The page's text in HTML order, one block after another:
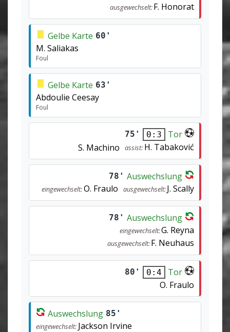
ausgewechselt:F. Honorat
Gelbe Karte 60'
M. Saliakas
Foul
Gelbe Karte 63'
Abdoulie Ceesay
Foul
75' 0:3
Tor
S. Machino
assist: H. Tabaković
78' Auswechslung
eingewechselt:O. Fraulo ausgewechselt:J. Scally
78' Auswechslung
eingewechselt:G. Reyna
ausgewechselt:F. Neuhaus
80' 0:4
Tor
O. Fraulo
Auswechslung 85'
eingewechselt: Jackson Irvine